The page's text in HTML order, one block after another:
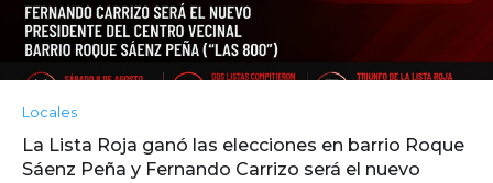
Locales
La Lista Roja ganó las elecciones en barrio Roque
Sáenz Peña y Fernando Carrizo será el nuevo